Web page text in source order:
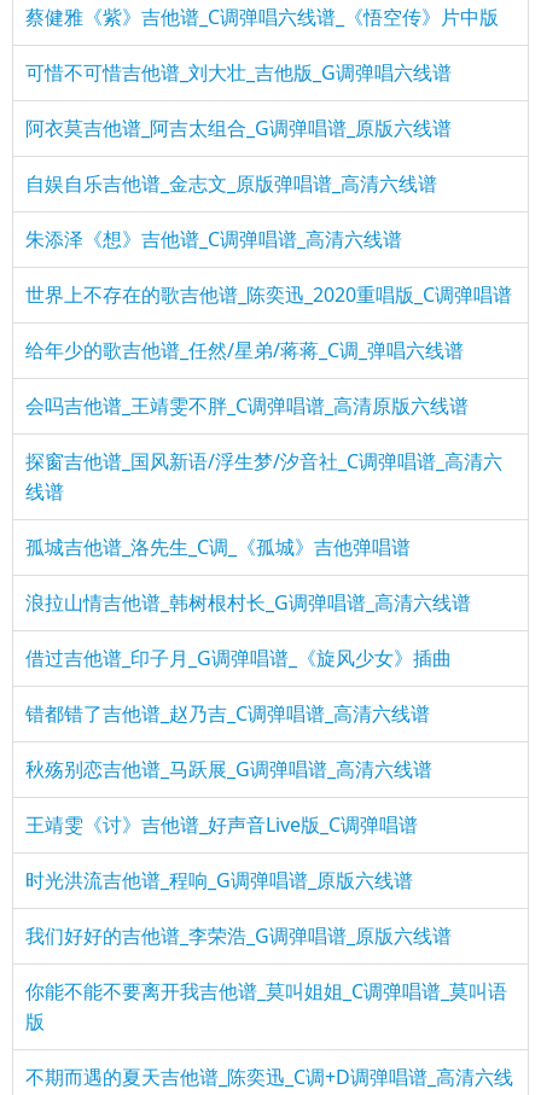
蔡健雅《紫》吉他谱_C调弹唱六线谱_《悟空传》片中版
可惜不可惜吉他谱_刘大壮_吉他版_G调弹唱六线谱
阿衣莫吉他谱_阿吉太组合_G调弹唱谱_原版六线谱
自娱自乐吉他谱_金志文_原版弹唱谱_高清六线谱
朱添泽《想》吉他谱_C调弹唱谱_高清六线谱
世界上不存在的歌吉他谱_陈奕迅_2020重唱版_C调弹唱谱
给年少的歌吉他谱_任然/星弟/蒋蒋_C调_弹唱六线谱
会吗吉他谱_王靖雯不胖_C调弹唱谱_高清原版六线谱
探窗吉他谱_国风新语/浮生梦/汐音社_C调弹唱谱_高清六
线谱
孤城吉他谱_洛先生_C调_《孤城》吉他弹唱谱
浪拉山情吉他谱_韩树根村长_G调弹唱谱_高清六线谱
借过吉他谱_印子月_G调弹唱谱_《旋风少女》插曲
错都错了吉他谱_赵乃吉_C调弹唱谱_高清六线谱
秋殇别恋吉他谱_马跃展_G调弹唱谱_高清六线谱
王靖雯《讨》吉他谱_好声音Live版_C调弹唱谱
时光洪流吉他谱_程响_G调弹唱谱_原版六线谱
我们好好的吉他谱_李荣浩_G调弹唱谱_原版六线谱
你能不能不要离开我吉他谱_莫叫姐姐_C调弹唱谱_莫叫语
版
不期而遇的夏天吉他谱_陈奕迅_C调+D调弹唱谱_高清六线